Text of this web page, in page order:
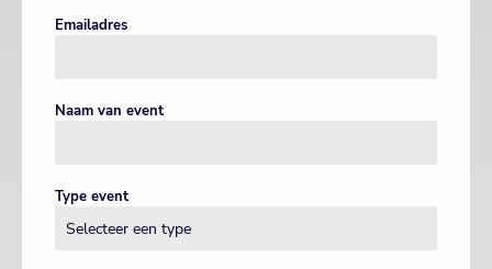
Emailadres
Naam van event
Type event